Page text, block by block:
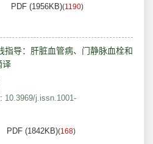
PDF (1956KB)(1190)
指导：肝脏血管病、门静脉血栓和
译
10.3969/j.issn.1001-
PDF (1842KB)(168)